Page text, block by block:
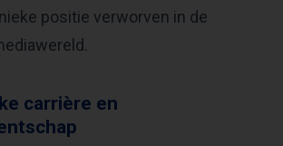
positie verworven in de
carrière en